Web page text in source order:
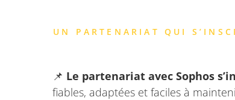
UN PARTENARIAT QUI
📌 Le partenariat avec Sophos
fiables, adaptées et faciles à